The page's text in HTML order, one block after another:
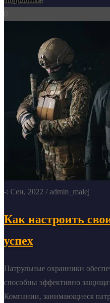
0
-: Сен, 2022 / admin_malej
Как настроить
успех
Патрульные охранники
способны эффективно
Компании, занимающиеся